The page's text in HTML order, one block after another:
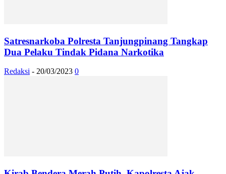
Satresnarkoba Polresta Tanjungpinang Tangkap
Dua Pelaku Tindak Pidana Narkotika
Redaksi - 20/03/2023 0